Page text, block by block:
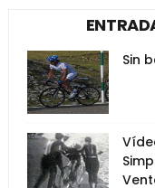
Sin